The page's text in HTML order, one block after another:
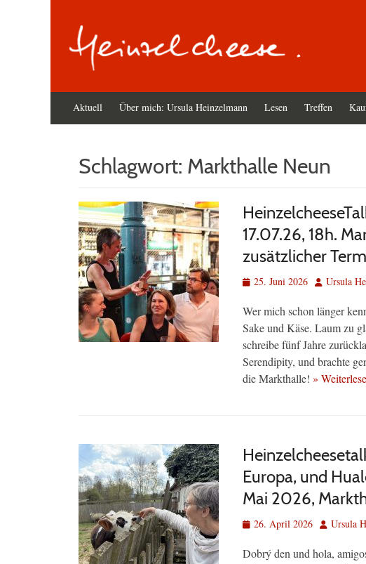
Primäres
Menü
Aktuell Über mich: Ursula Heinzelmann Lesen Treffen
Schlagwort: Markthalle Neun
17.07.26, 18h.
zusätzlicher
Veröffentlicht
25. Juni 2026 AutorUrsula
Wer mich schon länger
Sake und Käse. Laum zu
schreibe fünf Jahre
Serendipity, und brachte
die Markthalle! »
Europa, und
Mai 2026,
Veröffentlicht
26. April 2026 AutorUrsula
Dobrý den und hola,